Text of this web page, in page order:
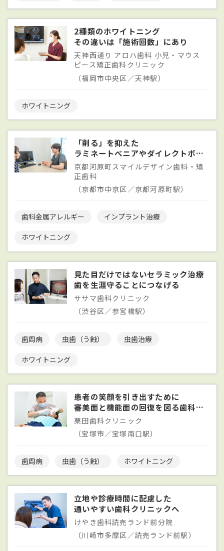
2種類のホワイトニング
その違いは「施術回数」にあり
天神西通り アロハ歯科 小児・マウス
ピース矯正歯科クリニック
（福岡市中央区／天神駅）
ホワイトニング
「削る」を抑えた
ラミネートべニアやダイレクトボンディング
京都河原町スマイルデザイン歯科・矯
正歯科
（京都市中京区／京都河原町駅）
歯科金属アレルギー インプラント治療
ホワイトニング
見た目だけではないセラミック治療
歯を生涯守ることにつなげる
ササマ歯科クリニック
（渋谷区／参宮橋駅）
歯周病 虫歯（う蝕） 虫歯治療
ホワイトニング
患者の笑顔を引き出すために
審美面と機能面の回復を図る歯科治療
栗田歯科クリニック
（宝塚市／宝塚南口駅）
歯周病 虫歯（う蝕） ホワイトニング
立地や診療時間に配慮した
通いやすい歯科クリニックへ
けやき歯科読売ランド前分院
（川崎市多摩区／読売ランド前駅）